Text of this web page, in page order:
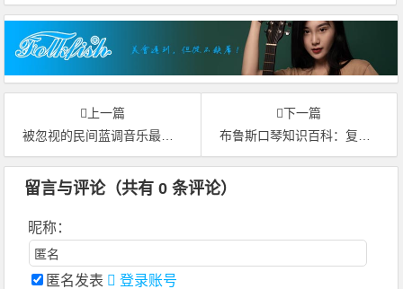
上一篇
被忽视的民间蓝调音乐最重要的乐器之一--布鲁斯口琴
下一篇
布鲁斯口琴知识百科：复音口琴和布鲁斯口琴的区别
留言与评论（共有0 条评论）
昵称：
匿名发表 登录账号